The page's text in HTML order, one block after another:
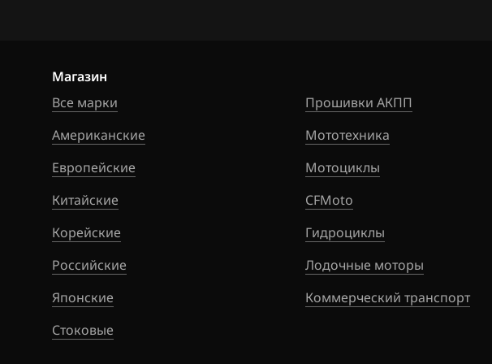
Daewoo
DAF
Derways
Dodge
Dongfeng
Exeed
Extreme moto
FAW
Fiat
Siemens EMS 3161
Siemens SID 301
Siemens SID 305
Siemens SID 306
Siemens SID 310
Siemens SID 321
Siemens Sim32
Магазин
Все марки
Американские
Европейские
Китайские
Корейские
Российские
Японские
Стоковые
Прошивки АКПП
Мототехника
Мотоциклы
CFMoto
Гидроциклы
Лодочные моторы
Коммерческий транспорт